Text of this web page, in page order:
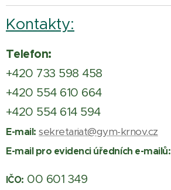
Kontakty:
Telefon:
+420 733 598 458
+420 554 610 664
+420 554 614 594
E-mail: sekretariat@gym-krnov.cz
E-mail pro evidenci úředních e-mailů:
IČO: 00 601 349